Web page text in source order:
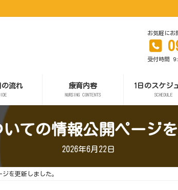
お気軽にお
受付時間
の流れ 療育内容
NURSING CONTENTS
1日のスケジ
SCHEDULE
ての情報公開ページを
2026年6月22日
を更新しました。